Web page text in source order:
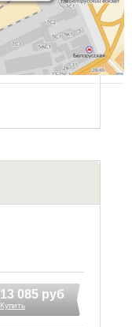
13 085 руб
Купить